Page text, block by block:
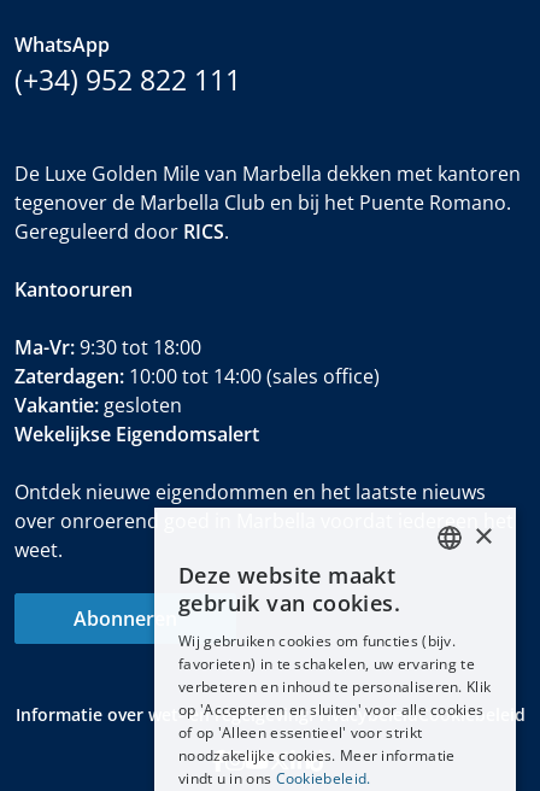
WhatsApp
(+34) 952 822 111
De Luxe Golden Mile van Marbella dekken met kantoren
tegenover de Marbella Club en bij het Puente Romano.
Gereguleerd door RICS.
Kantooruren
Ma-Vr:9:30 tot 18:00
Zaterdagen: 10:00 tot 14:00 (sales office)
Vakantie: gesloten
Wekelijkse Eigendomsalert
Ontdek nieuwe eigendommen en het laatste nieuws
over onroerend goed in Marbella voordat iedereen het
weet.
Abonneren
Informatie over wet- en regelgevingPrivacybeleidCookiebeleid
DEUTSCH
FRANÇAIS
×
Deze website maakt
gebruik van cookies.
Wij gebruiken cookies om functies (bijv.
favorieten) in te schakelen, uw ervaring te
verbeteren en inhoud te personaliseren. Klik
op 'Accepteren en sluiten' voor alle cookies
of op 'Alleen essentieel' voor strikt
noodzakelijke cookies. Meer informatie
vindt u in ons Cookiebeleid.